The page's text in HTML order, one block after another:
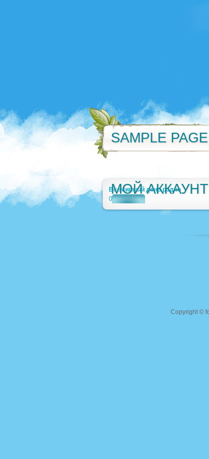
SAMPLE PAGE
МОЙ АККАУНТ
Всемирный день радио
0
Copyright ©